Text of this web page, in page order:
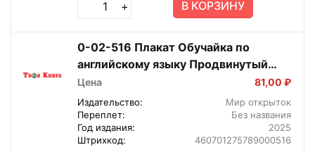
+ В КОРЗИНУ
0-02-516 Плакат Обучайка по
английскому языку Продвинутый
уровень
Цена 81,00 ₽
Издательство:
Мир открыток
Переплет:
Без названия
Год издания:
2025
Штрихкод:
460701275789000516